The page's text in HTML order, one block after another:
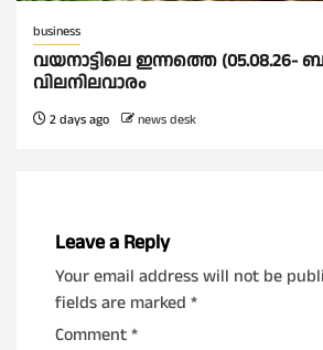
business
വയനാട്ടിലെ ഇന്നത്തെ
വിലനിലവാരം
2 days ago news desk
Leave a Reply
Your email address will not be
fields are marked *
Comment*